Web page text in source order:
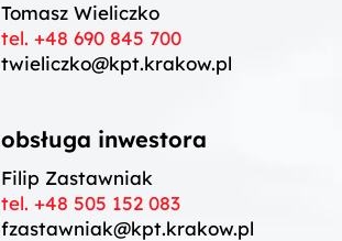
Tomasz Wieliczko
tel. +48 690 845 700
twieliczko@kpt.krakow.pl
obsługa inwestora
Filip Zastawniak
tel. +48 505 152 083
fzastawniak@kpt.krakow.pl